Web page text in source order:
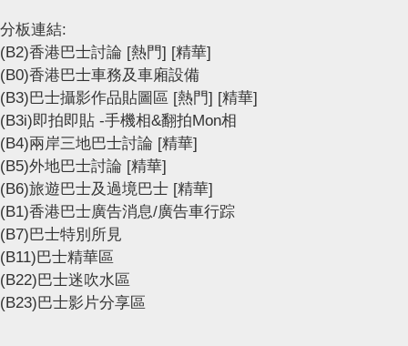
分板連結:
(B2)香港巴士討論 [熱門] [精華]
(B0)香港巴士車務及車廂設備
(B3)巴士攝影作品貼圖區 [熱門] [精華]
(B3i)即拍即貼 -手機相&翻拍Mon相
(B4)兩岸三地巴士討論 [精華]
(B5)外地巴士討論 [精華]
(B6)旅遊巴士及過境巴士 [精華]
(B1)香港巴士廣告消息/廣告車行踪
(B7)巴士特別所見
(B11)巴士精華區
(B22)巴士迷吹水區
(B23)巴士影片分享區